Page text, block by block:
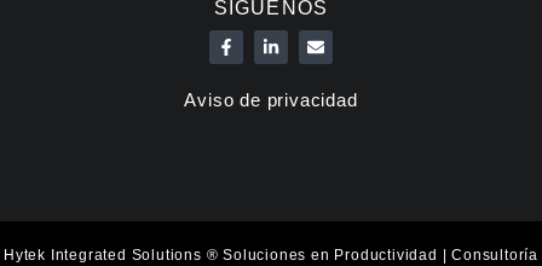
SÍGUENOS
F
a
b
i
e
E
n
e
l
Aviso de privacidad
Hytek Integrated Solutions ® Soluciones en Productividad | Consultoría